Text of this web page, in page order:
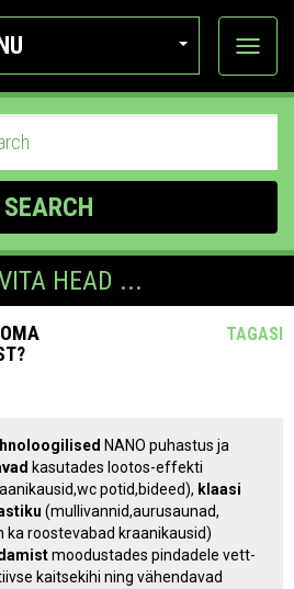
View
SEARCH
HEAD ...
TAGASI
NANO puhastus ja
kasutades lootos-effekti
potid,bideed), klaasi
(mullivannid,aurusaunad,
ka roostevabad kraanikausid)
moodustades pindadele vett-
kaitsekihi ning vähendavad